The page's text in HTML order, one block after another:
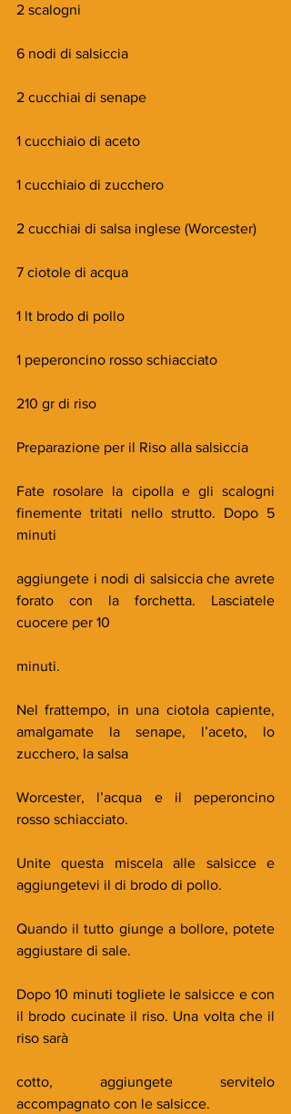
2 scalogni
6 nodi di salsiccia
2 cucchiai di senape
1 cucchiaio di aceto
1 cucchiaio di zucchero
2 cucchiai di salsa inglese (Worcester)
7 ciotole di acqua
1 lt brodo di pollo
1 peperoncino rosso schiacciato
210 gr di riso
Preparazione per il Riso alla salsiccia
Fate rosolare la cipolla e gli scalogni
finemente tritati nello strutto. Dopo 5
minuti
aggiungete i nodi di salsiccia che avrete
forato con la forchetta. Lasciatele
cuocere per 10
minuti.
Nel frattempo, in una ciotola capiente,
amalgamate la senape, l’aceto, lo
zucchero, la salsa
Worcester, l’acqua e il peperoncino
rosso schiacciato.
Unite questa miscela alle salsicce e
aggiungetevi il di brodo di pollo.
Quando il tutto giunge a bollore, potete
aggiustare di sale.
Dopo 10 minuti togliete le salsicce e con
il brodo cucinate il riso. Una volta che il
riso sarà
cotto, aggiungete servitelo
accompagnato con le salsicce.